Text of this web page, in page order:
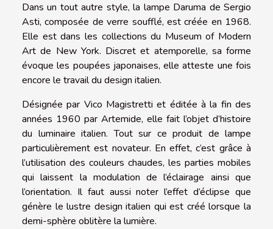
Dans un tout autre style, la lampe Daruma de Sergio
Asti, composée de verre soufflé, est créée en 1968.
Elle est dans les collections du Museum of Modern
Art de New York. Discret et atemporelle, sa forme
évoque les poupées japonaises, elle atteste une fois
encore le travail du design italien.
Désignée par Vico Magistretti et éditée à la fin des
années 1960 par Artemide, elle fait l’objet d’histoire
du luminaire italien. Tout sur ce produit de lampe
particulièrement est novateur. En effet, c’est grâce à
l’utilisation des couleurs chaudes, les parties mobiles
qui laissent la modulation de l’éclairage ainsi que
l’orientation. Il faut aussi noter l’effet d’éclipse que
génère le lustre design italien qui est créé lorsque la
demi-sphère oblitère la lumière.